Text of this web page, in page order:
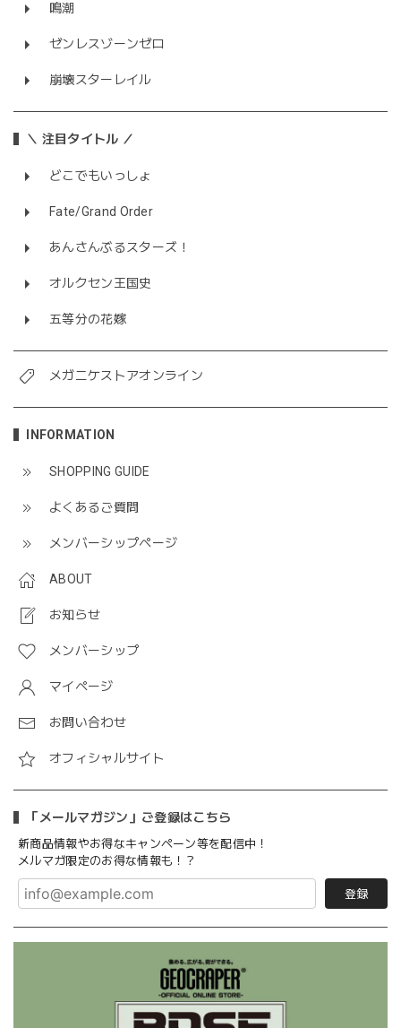
鳴潮
ゼンレスゾーンゼロ
崩壊スターレイル
＼ 注目タイトル ／
どこでもいっしょ
Fate/Grand Order
あんさんぶるスターズ！
オルクセン王国史
五等分の花嫁
メガニケストアオンライン
INFORMATION
SHOPPING GUIDE
よくあるご質問
メンバーシップページ
ABOUT
お知らせ
メンバーシップ
マイページ
お問い合わせ
オフィシャルサイト
「メールマガジン」ご登録はこちら
新商品情報やお得なキャンペーン等を配信中！
メルマガ限定のお得な情報も！？
登録